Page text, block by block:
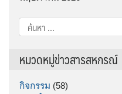
ค้นหา
สำหรับ:
หมวดหมู่ข่าวสารสหกรณ์
กิจกรรม (58)